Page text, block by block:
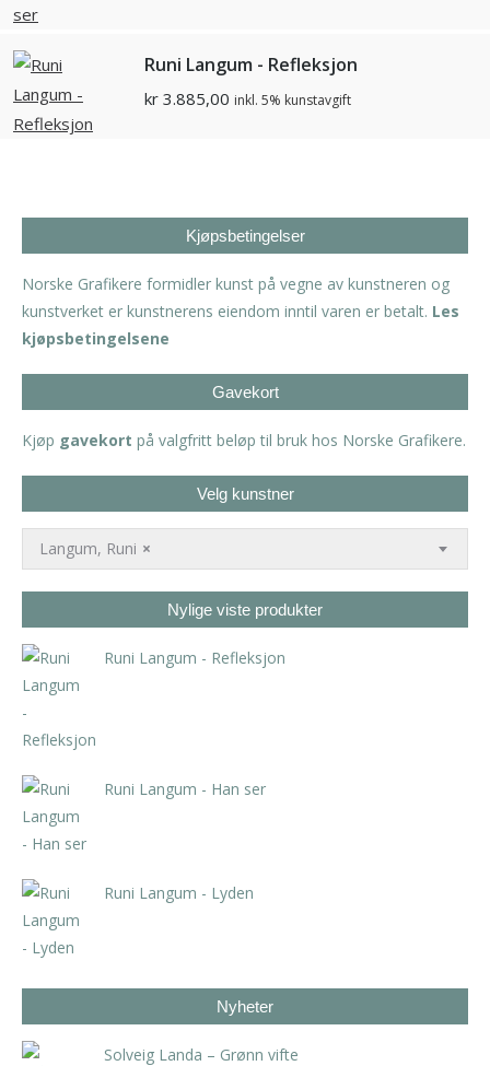
Runi Langum - Refleksjon
kr 3.885,00 inkl. 5% kunstavgift
Kjøpsbetingelser
Norske Grafikere formidler kunst på vegne av kunstneren og
kunstverket er kunstnerens eiendom inntil varen er betalt. Les
kjøpsbetingelsene
Gavekort
Kjøp gavekort på valgfritt beløp til bruk hos Norske Grafikere.
Velg kunstner
×
Langum, Runi
Nylige viste produkter
Runi Langum - Refleksjon
Runi Langum - Han ser
Runi Langum - Lyden
Nyheter
Solveig Landa – Grønn vifte